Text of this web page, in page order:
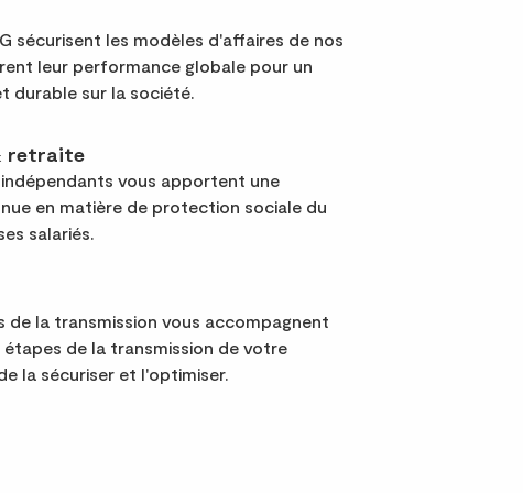
sécurisent les modèles d'affaires de nos
leur performance globale pour un
durable sur la société.
retraite
vous apportent une
en matière de protection sociale du
salariés.
de la transmission vous accompagnent
de la transmission de votre
la sécuriser et l'optimiser.